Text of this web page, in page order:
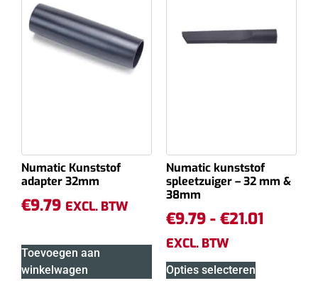
Numatic Kunststof
adapter 32mm
€9.79 EXCL. BTW
Toevoegen aan
winkelwagen
Numatic kunststof
spleetzuiger – 32 mm &
38mm
€9.79 - €21.01
EXCL. BTW
Opties selecteren